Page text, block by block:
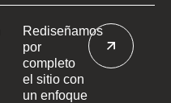
Rediseñamos
por
completo
el sitio con
un enfoque